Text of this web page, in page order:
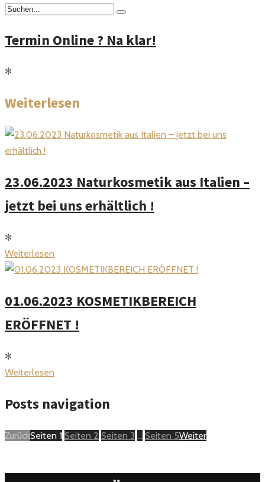
Termin Online ? Na klar!
✻
Weiterlesen
23.06.2023 Naturkosmetik aus Italien –
jetzt bei uns erhältlich !
✻
Weiterlesen
01.06.2023 KOSMETIKBEREICH
ERÖFFNET !
✻
Weiterlesen
Posts navigation
ZurückSeiten 1 Seiten 2 Seiten 3 … Seiten 5Weiter